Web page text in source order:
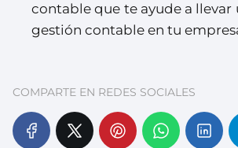
contable que te ayude a llevar
gestión contable en tu
COMPARTE EN REDES SOCIALES